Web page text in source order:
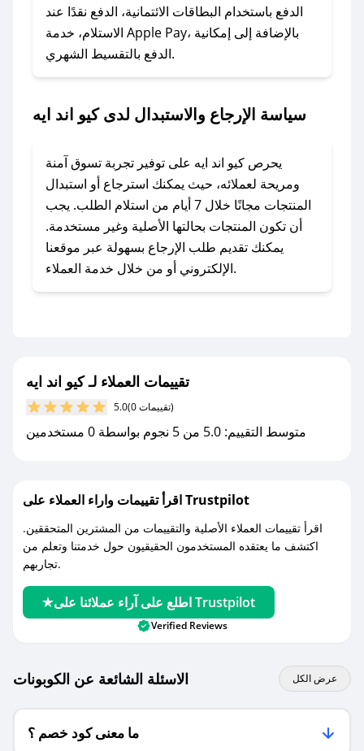
### ماذا أفعل إذا لم أجد كود خصم لمتجري
المفضل؟
في حال عدم توفر كوبونات لمتجرك المفضل، يمكنك
أسرع وقت ممكن.
### كيف تحصل على كوبونات خصم حصرية من كيو
اند ايه؟
للحصول على كوبونات وخصومات حصرية، قم بما
يلي:
- اضغط على أيقونة متابعة لمتجر كيو اند ايه في
تطبيق صحصح.
مع صحصح، تسوق بذكاء ووفّر على كل مشترياتك مع
الدفع باستخدام البطاقات الائتمانية، الدفع نقدًا عند
الاستلام، خدمة Apple Pay، بالإضافة إلى إمكانية
الدفع بالتقسيط الشهري.
سياسة الإرجاع والاستبدال لدى كيو اند ايه
يحرص كيو اند ايه على توفير تجربة تسوق آمنة
ومريحة لعملائه، حيث يمكنك استرجاع أو استبدال
المنتجات مجانًا خلال 7 أيام من استلام الطلب. يجب
أن تكون المنتجات بحالتها الأصلية وغير مستخدمة.
يمكنك تقديم طلب الإرجاع بسهولة عبر موقعنا
الإلكتروني أو من خلال خدمة العملاء.
تقييمات العملاء لـ كيو اند ايه
5.0 (0 تقييمات)
متوسط التقييم: 5.0 من 5 نجوم بواسطة 0 مستخدمين
اقرأ تقييمات واراء العملاء على Trustpilot
اقرأ تقييمات العملاء الأصلية والتقييمات من المشترين المتحققين.
اكتشف ما يعتقده المستخدمون الحقيقيون حول خدمتنا وتعلم من
تجاربهم.
اطلع على آراء عملائنا على Trustpilot
Verified Reviews
الاسئلة الشائعة عن الكوبونات عرض الكل
ما معنى كود خصم ؟